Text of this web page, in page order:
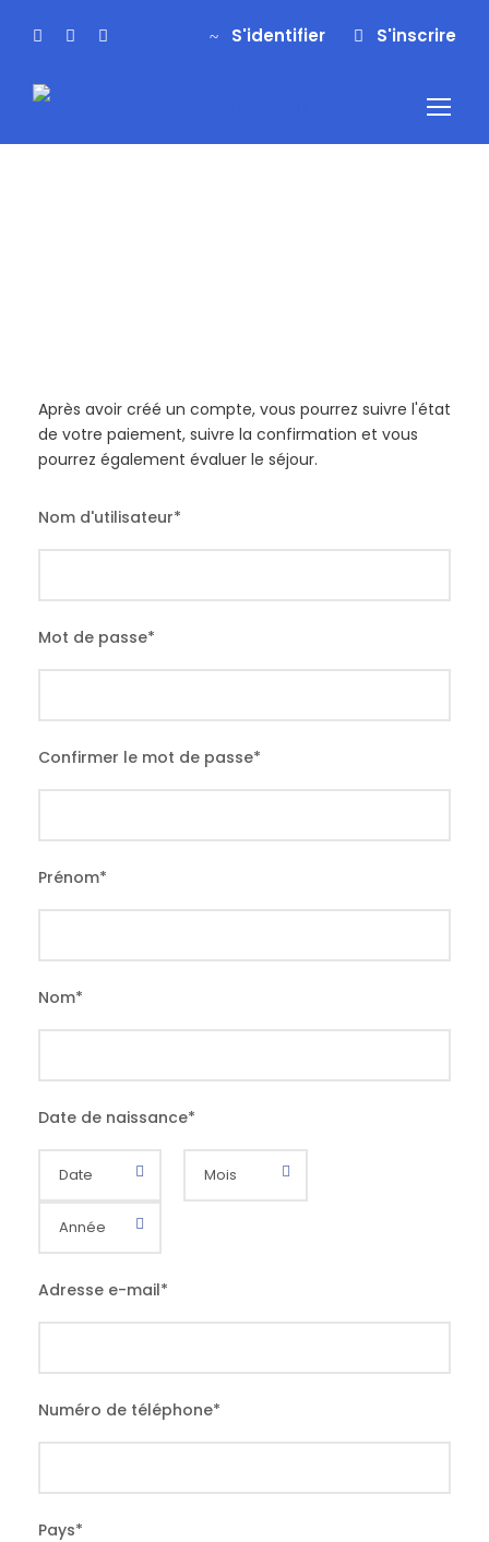
S'identifier S'inscrire
Après avoir créé un compte, vous pourrez suivre l'état
de votre paiement, suivre la confirmation et vous
pourrez également évaluer le séjour.
Nom d'utilisateur*
Mot de passe*
Confirmer le mot de passe*
Prénom*
Nom*
Date de naissance*
Adresse e-mail*
Numéro de téléphone*
Pays*